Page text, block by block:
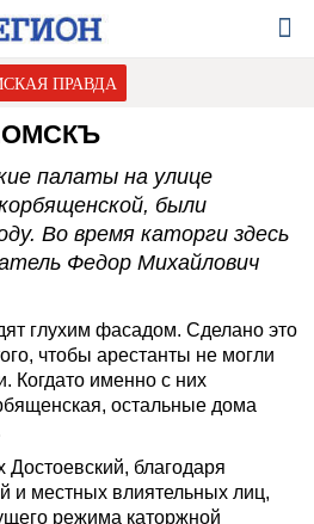
ПРАВДА
палаты на улице
были
Во время каторги здесь
Федор Михайлович
глухим фасадом. Сделано это
чтобы арестанты не могли
Когда­то именно с них
остальные дома
Достоевский, благодаря
и местных влиятельных лиц,
режима каторжной